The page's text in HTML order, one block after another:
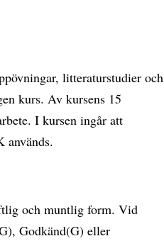
litteraturstudier och
kurs. Av kursens 15
I kursen ingår att
används.
och muntlig form. Vid
Godkänd(G) eller